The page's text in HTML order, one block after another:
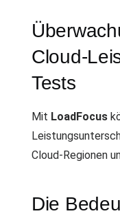
Cloud-
Tests
Mit LoadFocus
Cloud-Regionen
Die